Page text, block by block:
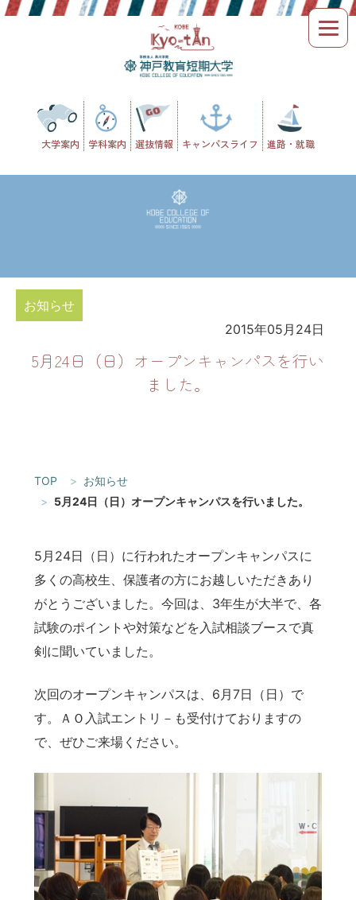
Skip
to
大学案内 学科案内 選抜情報 キャンパスライフ 進路・就職
お知らせ
2015年05月24日
5月24日（日）オープンキャンパスを行い
ました。
TOP
お知らせ
5月24日（日）オープンキャンパスを行いました。
5月24日（日）に行われたオープンキャンパスに
多くの高校生、保護者の方にお越しいただきあり
がとうございました。今回は、3年生が大半で、各
試験のポイントや対策などを入試相談ブースで真
剣に聞いていました。
次回のオープンキャンパスは、6月7日（日）で
す。ＡＯ入試エントリ－も受付けておりますの
で、ぜひご来場ください。